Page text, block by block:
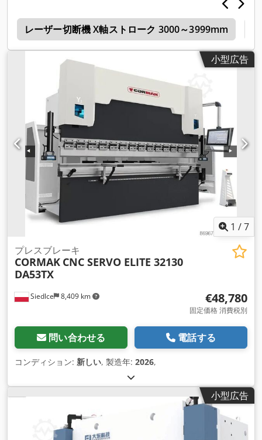
レーザー切断機 X軸ストローク 3000～3999mm
小型広告
1 /7
Siedlce 8,409 km
プレスブレーキ
CORMAK CNC SERVO ELITE 32130
DA53TX
€48,780
固定価格 消費税別
問い合わせる 電話する
コンディション: 新しい, 製造年: 2026,
小型広告